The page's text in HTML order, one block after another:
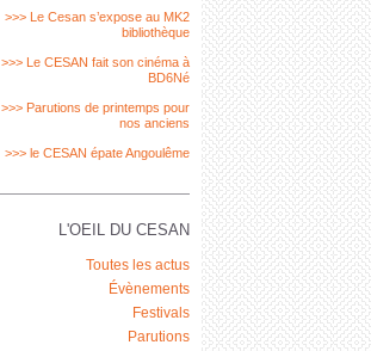
>>> Le Cesan s’expose au MK2
bibliothèque
>>> Le CESAN fait son cinéma à
BD6Né
>>> Parutions de printemps pour
nos anciens
>>> le CESAN épate Angoulême
L'OEIL DU CESAN
Toutes les actus
Évènements
Festivals
Parutions